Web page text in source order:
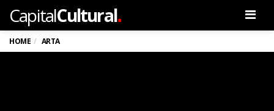
CapitalCultural.
HOME ARTA